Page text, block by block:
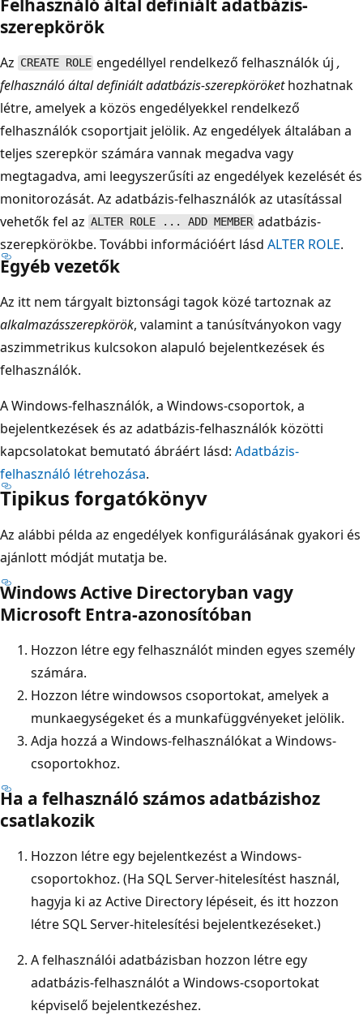
szerepkörök
Az CREATE ROLE engedéllyel rendelkező felhasználók új,
felhasználó által definiált adatbázis-szerepkörökethozhatnak
létre, amelyek a közös engedélyekkel rendelkező
felhasználók csoportjait jelölik. Az engedélyek általában a
teljes szerepkör számára vannak megadva vagy
megtagadva, ami leegyszerűsíti az engedélyek kezelését és
monitorozását. Az adatbázis-felhasználók az utasítással
vehetők fel az ALTER ROLE ... ADD MEMBER adatbázis-
szerepkörökbe. További információért lásd ALTER ROLE.
Egyéb vezetők
Az itt nem tárgyalt biztonsági tagok közé tartoznak az
alkalmazásszerepkörök, valamint a tanúsítványokon vagy
aszimmetrikus kulcsokon alapuló bejelentkezések és
felhasználók.
A Windows-felhasználók, a Windows-csoportok, a
bejelentkezések és az adatbázis-felhasználók közötti
kapcsolatokat bemutató ábráért lásd: Adatbázis-
felhasználó létrehozása.
Tipikus forgatókönyv
Az alábbi példa az engedélyek konfigurálásának gyakori és
ajánlott módját mutatja be.
Windows Active Directoryban vagy
Microsoft Entra-azonosítóban
Hozzon létre egy felhasználót minden egyes személy
számára.
Hozzon létre windowsos csoportokat, amelyek a
munkaegységeket és a munkafüggvényeket jelölik.
Adja hozzá a Windows-felhasználókat a Windows-
csoportokhoz.
Ha a felhasználó számos adatbázishoz
csatlakozik
Hozzon létre egy bejelentkezést a Windows-
csoportokhoz. (Ha SQL Server-hitelesítést használ,
hagyja ki az Active Directory lépéseit, és itt hozzon
létre SQL Server-hitelesítési bejelentkezéseket.)
A felhasználói adatbázisban hozzon létre egy
adatbázis-felhasználót a Windows-csoportokat
képviselő bejelentkezéshez.